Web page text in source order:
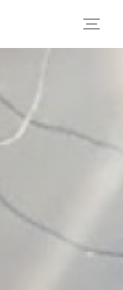
de cookies